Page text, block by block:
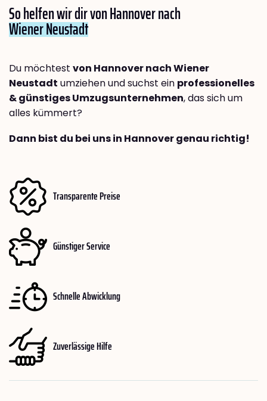
So helfen wir dir von Hannover nach
Wiener Neustadt
Du möchtest von Hannover nach Wiener
Neustadt umziehen und suchst ein professionelles
& günstiges Umzugsunternehmen, das sich um
alles kümmert?
Dann bist du bei uns in Hannover genau richtig!
Transparente Preise
Günstiger Service
Schnelle Abwicklung
Zuverlässige Hilfe